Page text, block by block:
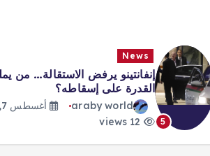
5
News
إنفانتينو يرفض الاستقالة… من
القدرة على إسقاطه؟
araby world
أغسطس 7, 2026